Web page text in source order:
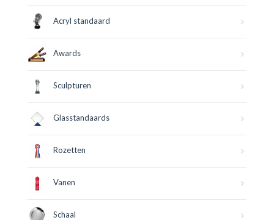
Acryl standaard
Awards
Sculpturen
Glasstandaards
Rozetten
Vanen
Schaal